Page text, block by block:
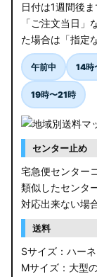
日付は1週間後
「ご注文当日
た場合は「指定
午前中 14時
19時〜21時
センター止め
宅急便センター
類似したセンタ
対応出来ない場
送料
Sサイズ：ハー
Mサイズ：大型